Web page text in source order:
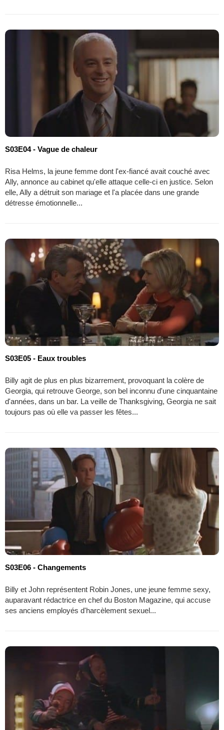
S03E04 - Vague de chaleur
Risa Helms, la jeune femme dont l'ex-fiancé avait couché avec
Ally, annonce au cabinet qu'elle attaque celle-ci en justice. Selon
elle, Ally a détruit son mariage et l'a placée dans une grande
détresse émotionnelle...
S03E05 - Eaux troubles
Billy agit de plus en plus bizarrement, provoquant la colère de
Georgia, qui retrouve George, son bel inconnu d'une cinquantaine
d'années, dans un bar. La veille de Thanksgiving, Georgia ne sait
toujours pas où elle va passer les fêtes...
S03E06 - Changements
Billy et John représentent Robin Jones, une jeune femme sexy,
auparavant rédactrice en chef du Boston Magazine, qui accuse
ses anciens employés d'harcèlement sexuel...